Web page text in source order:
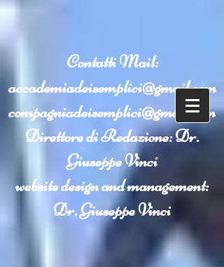
ContattiMail:
accademiadeisemplici@gmail.com
compagniadeisemplici@gmail.com
Direttore di Redazione: Dr.
Giuseppe Vinci
website design and management:
Dr. Giuseppe Vinci